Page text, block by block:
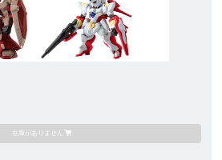
在庫がありません